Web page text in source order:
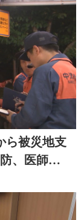
ら被災地支
、医師、